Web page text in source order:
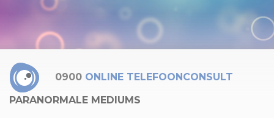
0900 ONLINE TELEFOONCONSULT
PARANORMALE MEDIUMS